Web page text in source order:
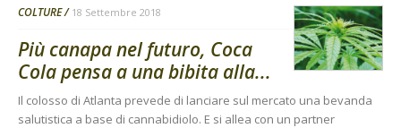
COLTURE 18 Settembre 2018
Più canapa nel futuro, Coca
Cola pensa a una bibita alla...
Il colosso di Atlanta prevede di lanciare sul mercato una bevanda
salutistica a base di cannabidiolo. E si allea con un partner